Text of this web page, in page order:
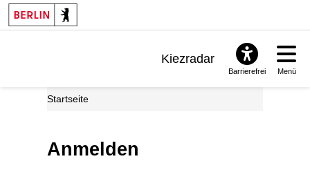
Kiezradar
Barrierefrei Menü
Startseite
Anmelden